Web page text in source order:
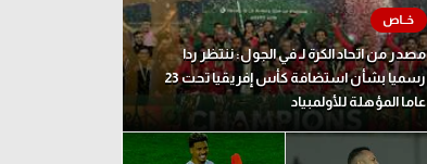
تحليل في الجول
حكايات في الجول
كويز في الجول
فيديو في الجول
مصدر من اتحاد الكرة لـ في الجول: ننتظر ردا
رسميا بشأن استضافة كأس إفريقيا تحت 23
عاما المؤهلة للأولمبياد